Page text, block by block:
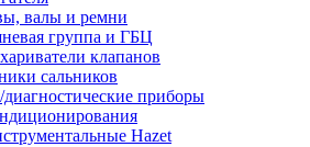
валы и ремни
группа и ГБЦ
клапанов
сальников
приборы
Hazet